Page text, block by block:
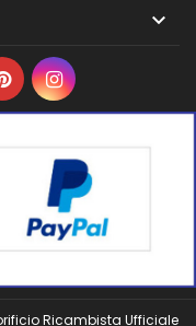

Ricambista Ufficiale